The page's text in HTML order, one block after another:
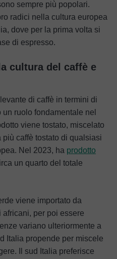
sempre più popolari.
radici nella cultura europea
dove per la prima volta si
di espresso.
cultura del caffè e
di caffè in termini di
ruolo fondamentale nel
viene tostato, miscelato
più caffè tostato di qualsiasi
Nel 2023, ha prodotto
un quarto del totale
viene importato da
per poi essere
variano ulteriormente a
Italia propende per miscele
Il sud Italia preferisce